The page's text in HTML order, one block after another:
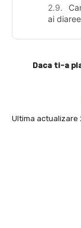
ai
Daca ti-a
Ultima actualizare